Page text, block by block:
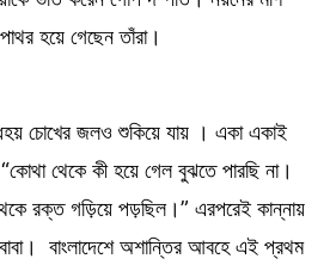
হয়ে গেছেন তাঁরা।
চোখের জলও শুকিয়ে যায় । একা একাই
থেকে কী হয়ে গেল বুঝতে পারছি না।
রক্ত গড়িয়ে পড়ছিল।” এরপরেই কান্নায়
বাংলাদেশে অশান্তির আবহে এই প্রথম